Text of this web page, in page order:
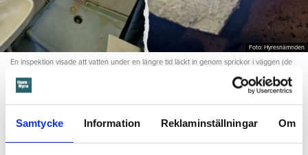
Samtycke Information Reklaminställningar Om
Foto: Hyresnämnden
En inspektion visade att vatten under en längre tid läckt in genom sprickor i väggen (de
Dela Tweeta